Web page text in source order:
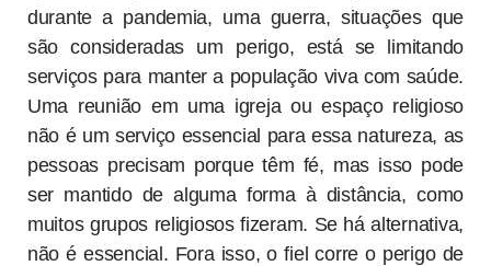
durante a pandemia, uma guerra, situações que
são consideradas um perigo, está se limitando
serviços para manter a população viva com saúde.
Uma reunião em uma igreja ou espaço religioso
não é um serviço essencial para essa natureza, as
pessoas precisam porque têm fé, mas isso pode
ser mantido de alguma forma à distância, como
muitos grupos religiosos fizeram. Se há alternativa,
não é essencial. Fora isso, o fiel corre o perigo de